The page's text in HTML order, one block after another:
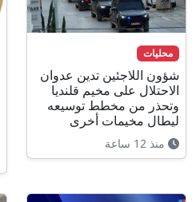
محليات
شؤون اللاجئين تدين عدوان
الاحتلال على مخيم قلنديا
وتحذر من مخطط توسيعه
ليطال مخيمات أخرى
منذ 12 ساعة